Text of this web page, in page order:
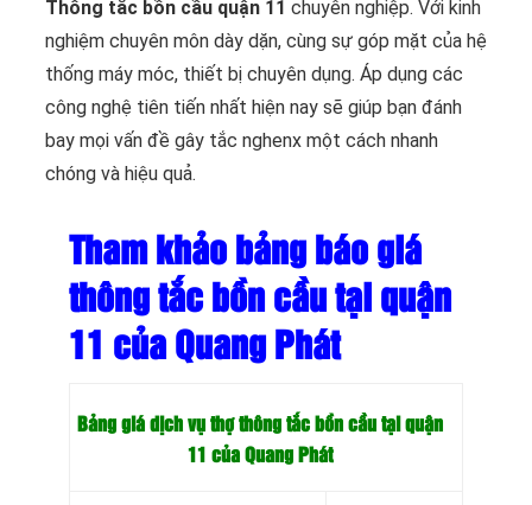
Thông tắc bồn cầu quận 11 chuyên nghiệp. Với kinh
nghiệm chuyên môn dày dặn, cùng sự góp mặt của hệ
thống máy móc, thiết bị chuyên dụng. Áp dụng các
công nghệ tiên tiến nhất hiện nay sẽ giúp bạn đánh
bay mọi vấn đề gây tắc nghenx một cách nhanh
chóng và hiệu quả.
Tham khảo bảng báo giá
thông tắc bồn cầu tại quận
11 của Quang Phát
Bảng giá dịch vụ thợ thông tắc bồn cầu tại quận
11 của Quang Phát